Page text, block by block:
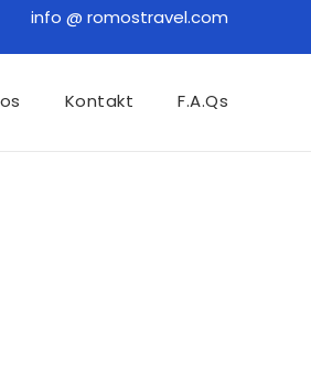
info @ romostravel.com
Kontakt F.A.Qs